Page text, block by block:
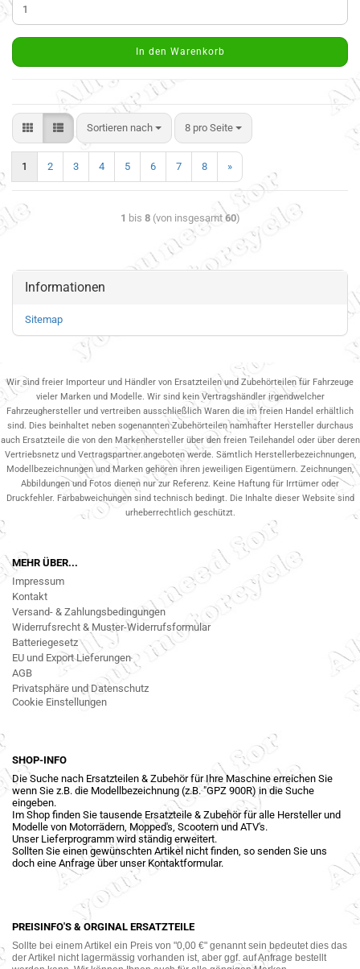
In den Warenkorb
Sortieren nach 8 pro Seite
1 2 3 4 5 6 7 8 »
1 bis 8(von insgesamt 60)
Informationen
Sitemap
Wir sind freier Importeur und Händler von Ersatzteilen und Zubehörteilen für Fahrzeuge
vieler Marken und Modelle. Wir sind kein Vertragshändler irgendwelcher
Fahrzeughersteller und vertreiben ausschließlich Waren die im freien Handel erhältlich
sind. Dies beinhaltet neben sogenannten Zubehörteilen namhafter Hersteller durchaus
auch Ersatzteile die von den Markenhersteller über den freien Teilehandel oder über deren
Vertriebsnetz und Vertragspartner.angeboten werde. Sämtlich Herstellerbezeichnungen,
Modellbezeichnungen und Marken gehören ihren jeweiligen Eigentümern. Zeichnungen,
Abbildungen und Fotos dienen nur zur Referenz. Keine Haftung für Irrtümer oder
Druckfehler. Farbabweichungen sind technisch bedingt. Die Inhalte dieser Website sind
urheberrechtlich geschützt.
MEHR ÜBER...
Impressum
Kontakt
Versand- & Zahlungsbedingungen
Widerrufsrecht & Muster-Widerrufsformular
Batteriegesetz
EU und Export Lieferungen
AGB
Privatsphäre und Datenschutz
Cookie Einstellungen
SHOP-INFO
Die Suche nach Ersatzteilen & Zubehör für Ihre Maschine erreichen Sie
wenn Sie z.B. die Modellbezeichnung (z.B. "GPZ 900R) in die Suche
eingeben.
Im Shop finden Sie tausende Ersatzteile & Zubehör für alle Hersteller und
Modelle von Motorrädern, Mopped's, Scootern und ATV's.
Unser Lieferprogramm wird ständig erweitert.
Sollten Sie einen gewünschten Artikel nicht finden, so senden Sie uns
doch eine Anfrage über unser Kontaktformular.
PREISINFO'S & ORGINAL ERSATZTEILE
Sollte bei einem Artikel ein Preis von "0,00 €" genannt sein bedeutet dies das
der Artikel nicht lagermässig vorhanden ist, aber ggf. auf Anfrage bestellt